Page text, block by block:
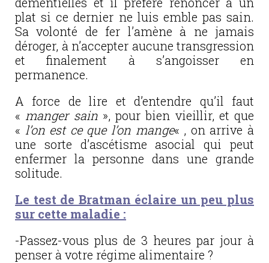
plat si ce dernier ne luis emble pas sain.
Sa volonté de fer l’amène à ne jamais
déroger, à n’accepter aucune transgression
et finalement à s’angoisser en
permanence.
A force de lire et d’entendre qu’il faut
« manger sain», pour bien vieillir, et que
« l’on est ce que l’on mange« , on arrive à
une sorte d’ascétisme asocial qui peut
enfermer la personne dans une grande
solitude.
Le test de Bratman éclaire un peu plus
sur cette maladie :
-Passez-vous plus de 3 heures par jour à
penser à votre régime alimentaire ?